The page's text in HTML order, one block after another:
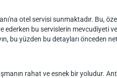
otel servisi sunmaktadır. Bu,
ederken bu servislerin mevcudiyeti
bu yüzden bu detayları önceden
rahat ve esnek bir yoludur.